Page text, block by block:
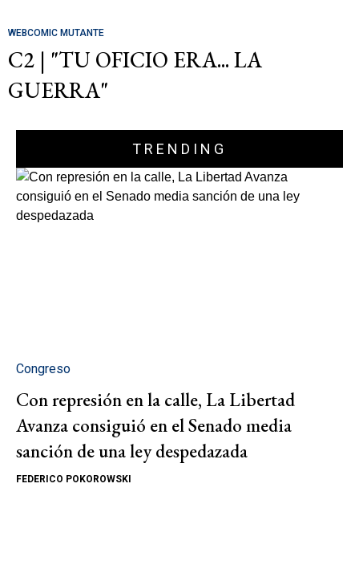
WEBCOMIC MUTANTE
C2 | "TU OFICIO ERA... LA
GUERRA"
TRENDING
Congreso
Con represión en la calle, La Libertad
Avanza consiguió en el Senado media
sanción de una ley despedazada
FEDERICO POKOROWSKI